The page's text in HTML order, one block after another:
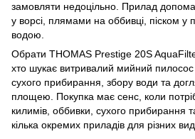
замовляти недоцільно. Прилад
у ворсі, плямами на оббивці, піском у
водою.
Обрати THOMAS Prestige 20S
хто шукає витривалий мийний пилосос
сухого прибирання, збору води та
площею. Покупка має сенс, коли
килимів, оббивки, сухого прибирання
кілька окремих приладів для різних